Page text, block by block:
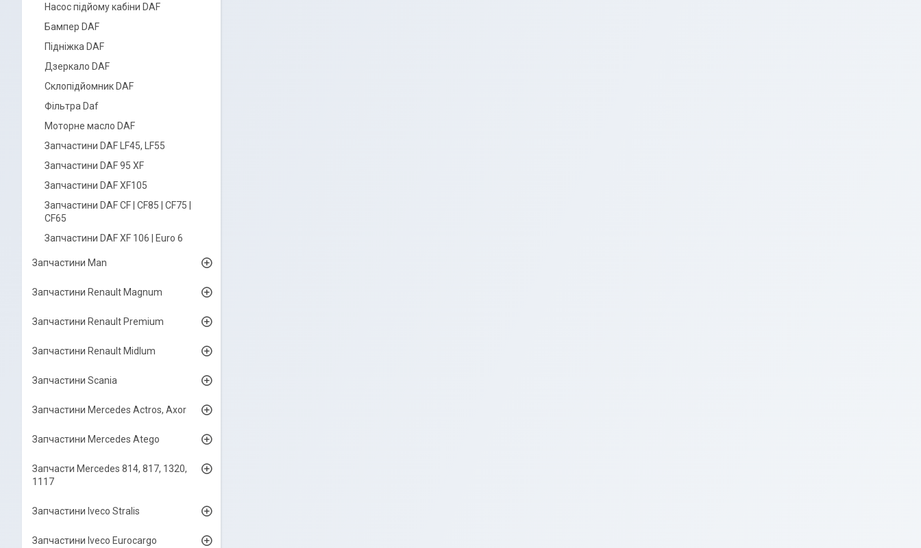
Насос підйому кабіни DAF
Бампер DAF
Підніжка DAF
Дзеркало DAF
Склопідйомник DAF
Фільтра Daf
Моторне масло DAF
Запчастини DAF LF45, LF55
Запчастини DAF 95 XF
Запчастини DAF XF105
Запчастини DAF CF | CF85 | CF75 |
CF65
Запчастини DAF XF 106 | Euro 6
Запчастини Man
Запчастини Renault Magnum
Запчастини Renault Premium
Запчастини Renault Midlum
Запчастини Scania
Запчастини Mercedes Actros, Axor
Запчастини Mercedes Atego
Запчасти Mercedes 814, 817, 1320,
1117
Запчастини Iveco Stralis
Запчастини Iveco Eurocargo